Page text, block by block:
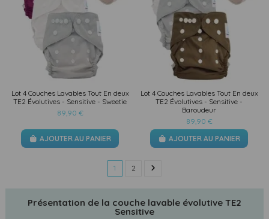
Lot 4 Couches Lavables Tout En deux
TE2 Évolutives - Sensitive - Sweetie
89,90 €
AJOUTER AU PANIER
Lot 4 Couches Lavables Tout En deux
TE2 Évolutives - Sensitive -
Baroudeur
89,90 €
AJOUTER AU PANIER
1 2
Présentation de la couche lavable évolutive TE2
Sensitive